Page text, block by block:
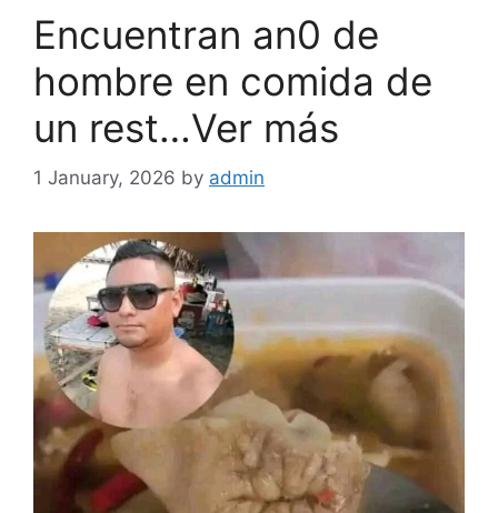
Encuentran an0 de
hombre en comida de
un rest…Ver más
1 January, 2026 by admin